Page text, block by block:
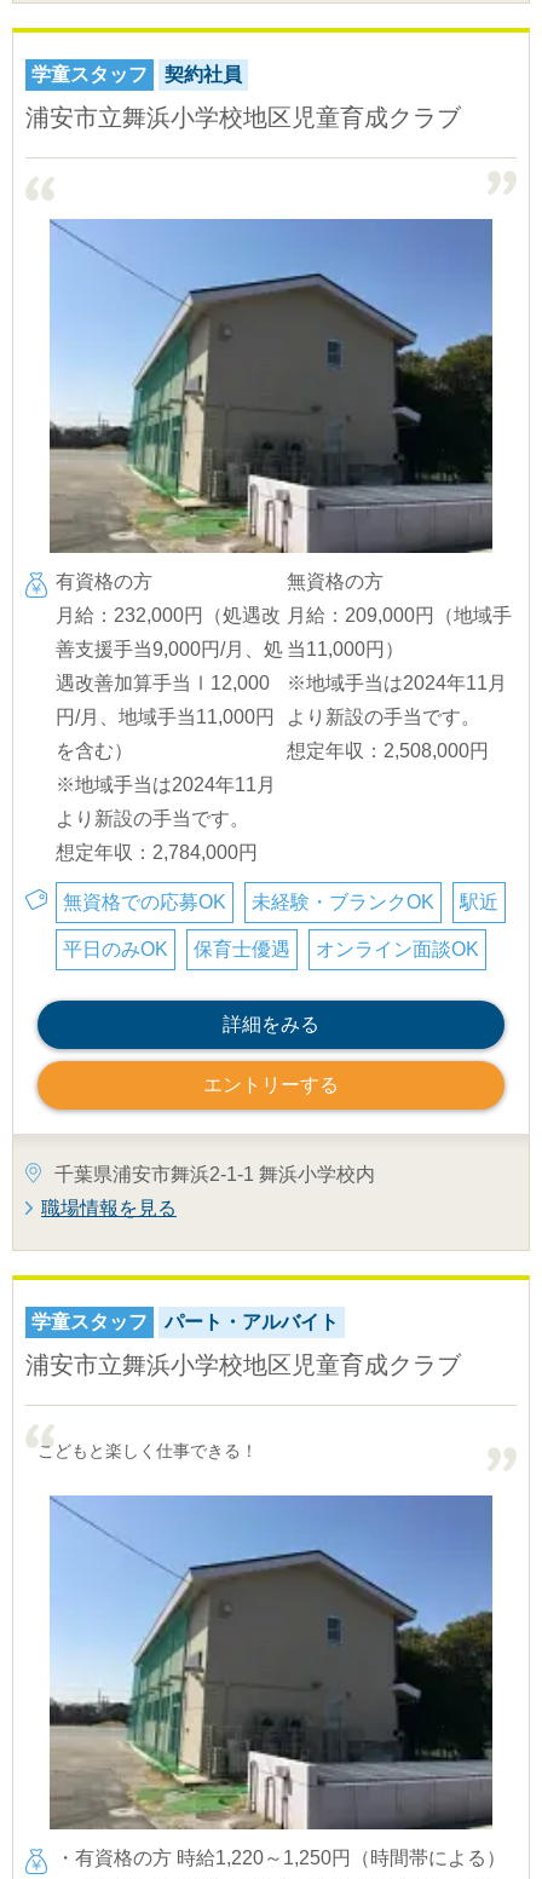
学童スタッフ 契約社員
浦安市立舞浜小学校地区児童育成クラブ
有資格の方
月給：232,000円（処遇改
善支援手当9,000円/月、処
遇改善加算手当Ⅰ12,000
円/月、地域手当11,000円
を含む）
※地域手当は2024年11月
より新設の手当です。
想定年収：2,784,000円
無資格の方
月給：209,000円（地域手
当11,000円）
※地域手当は2024年11月
より新設の手当です。
想定年収：2,508,000円
無資格での応募OK 未経験・ブランクOK 駅近
平日のみOK 保育士優遇 オンライン面談OK
詳細をみる
エントリーする
千葉県浦安市舞浜2-1-1 舞浜小学校内
職場情報を見る
学童スタッフ パート・アルバイト
浦安市立舞浜小学校地区児童育成クラブ
こどもと楽しく仕事できる！
・有資格の方 時給1,220～1,250円（時間帯による）